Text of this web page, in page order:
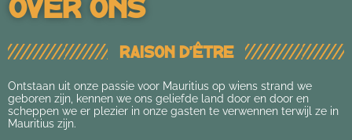
Raison d'être
Ontstaan uit onze passie voor Mauritius op wiens strand we
geboren zijn, kennen we ons geliefde land door en door en
scheppen we er plezier in onze gasten te verwennen terwijl ze in
Mauritius zijn.